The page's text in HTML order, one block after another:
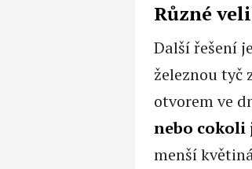
Různé
Další řešení
železnou tyč
otvorem ve
nebo cokoli
menší